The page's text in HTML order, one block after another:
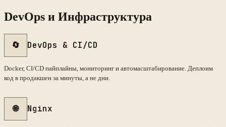
DevOps и Инфраструктура
🔄 DevOps & CI/CD
Docker, CI/CD пайплайны, мониторинг и автомасштабирование. Деплоим
код в продакшен за минуты, а не дни.
🌐 Nginx